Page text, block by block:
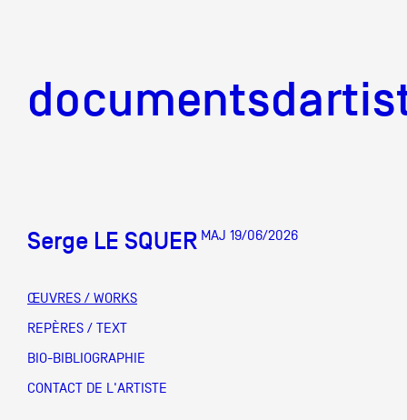
Équipe
Serge LE SQUER MAJ 19/06/2026
ŒUVRES / WORKS
REPÈRES / TEXT
BIO-BIBLIOGRAPHIE
CONTACT DE L'ARTISTE